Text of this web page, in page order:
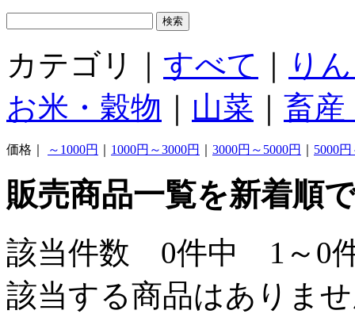
カテゴリ｜ すべて
り
お米・穀物
山菜 畜産
価格｜ ～1000円 1000円～3000円 3000円～5000円 5000
販売商品一覧を新着順
該当件数 0件中 1～0
該当する商品はありま